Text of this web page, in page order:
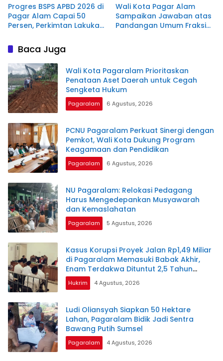
Progres BSPS APBD 2026 di
Pagar Alam Capai 50
Persen, Perkimtan Lakukan
Wali Kota Pagar Alam
Sampaikan Jawaban atas
Pandangan Umum Fraksi
Baca Juga
Wali Kota Pagaralam Prioritaskan
Penataan Aset Daerah untuk Cegah
Sengketa Hukum
Pagaralam 6 Agustus, 2026
PCNU Pagaralam Perkuat Sinergi dengan
Pemkot, Wali Kota Dukung Program
Keagamaan dan Pendidikan
Pagaralam 6 Agustus, 2026
NU Pagaralam: Relokasi Pedagang
Harus Mengedepankan Musyawarah
dan Kemaslahatan
Pagaralam 5 Agustus, 2026
Kasus Korupsi Proyek Jalan Rp1,49 Miliar
di Pagaralam Memasuki Babak Akhir,
Enam Terdakwa Dituntut 2,5 Tahun
Penjara
Hukrim 4 Agustus, 2026
Ludi Oliansyah Siapkan 50 Hektare
Lahan, Pagaralam Bidik Jadi Sentra
Bawang Putih Sumsel
Pagaralam 4 Agustus, 2026